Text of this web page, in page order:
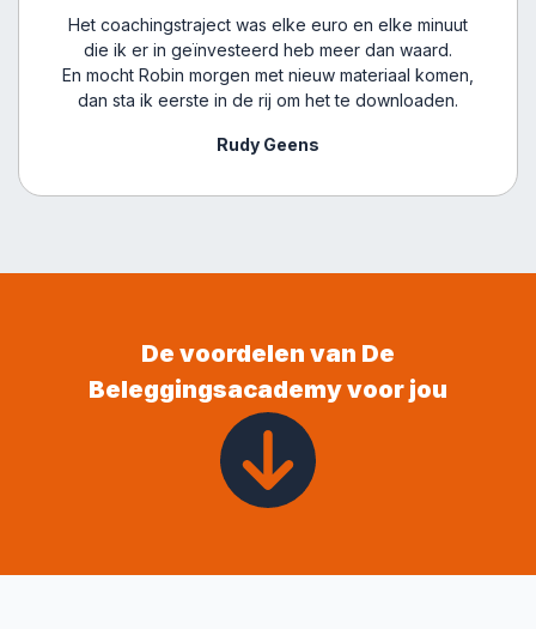
Het coachingstraject was elke euro en elke minuut
die ik er in geïnvesteerd heb meer dan waard.
En mocht Robin morgen met nieuw materiaal komen,
dan sta ik eerste in de rij om het te downloaden.
Rudy Geens
De voordelen van De
Beleggingsacademy voor jou